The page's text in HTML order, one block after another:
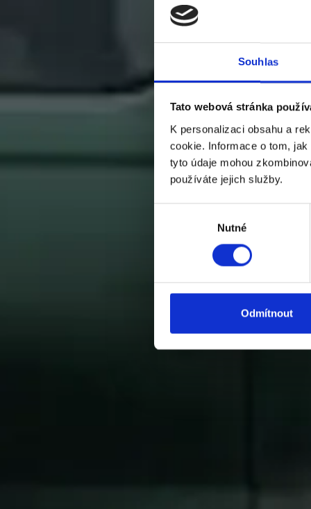
Souhlas
Tato webová stránka
K personalizaci obsahu a
cookie. Informace o tom,
tyto údaje mohou
používáte jejich služby.
Nutné
Odmítnout